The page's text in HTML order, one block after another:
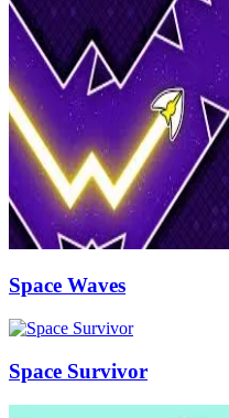
Space Waves
Space Survivor